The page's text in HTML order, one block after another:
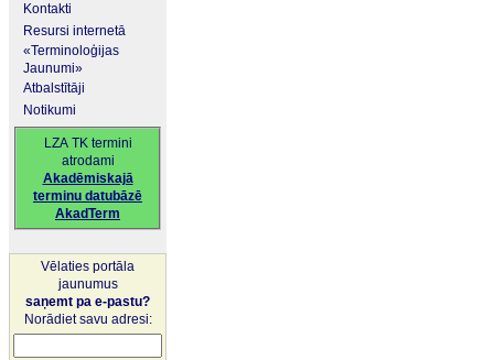
Kontakti
Resursi internetā
«Terminoloģijas
Jaunumi»
Atbalstītāji
Notikumi
LZA TK termini
atrodami
Akadēmiskajā
terminu datubāzē
AkadTerm
Vēlaties portāla
jaunumus
saņemt pa e-pastu?
Norādiet savu adresi: